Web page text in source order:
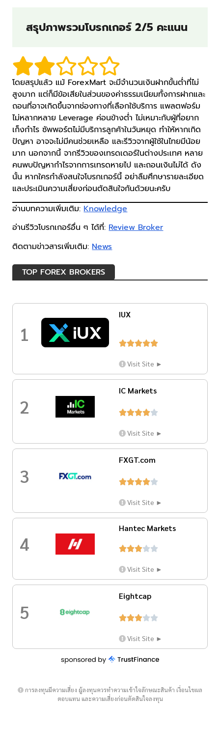
สรุปภาพรวมโบรกเกอร์ 2/5 คะแนน
โดยสรุปแล้ว แม้ ForexMart จะมีจำนวนเงินฝากขั้นต่ำที่ไม่
สูงมาก แต่ก็มีข้อเสียในส่วนของค่าธรรมเนียมทั้งการฝากและ
ถอนที่อาจเกิดขึ้นจากช่องทางที่เลือกใช้บริการ แพลตฟอร์ม
ไม่หลากหลาย Leverage ค่อนข้างต่ำ ไม่เหมาะกับผู้ที่อยาก
เก็งกำไร ซัพพอร์ตไม่มีบริการลูกค้าในวันหยุด ทำให้หากเกิด
ปัญหา อาจจะไม่มีคนช่วยเหลือ และรีวิวจากผู้ใช้ในไทยมีน้อย
มาก นอกจากนี้ จากรีวิวของเทรดเดอร์ในต่างประเทศ หลาย
คนพบปัญหากำไรจากการเทรดหายไป และถอนเงินไม่ได้ ดัง
นั้น หากใครกำลังสนใจโบรกเกอร์นี้ อย่าลืมศึกษารายละเอียด
และประเมินความเสี่ยงก่อนตัดสินใจกันด้วยนะครับ
อ่านบทความเพิ่มเติม:Knowledge
อ่านรีวิวโบรกเกอร์อื่น ๆ ได้ที่:Review Broker
ติดตามข่าวสารเพิ่มเติม: News
TOP FOREX BROKERS
1
IUX

Visit Site ►
2
IC Markets

Visit Site ►
3
FXGT.com

Visit Site ►
4
Hantec Markets

Visit Site ►
5
Eightcap

Visit Site ►
การลงทุนมีความเสี่ยง ผู้ลงทุนควรทำความเข้าใจลักษณะสินค้า เงื่อนไขผล
ตอบแทน และความเสี่ยงก่อนตัดสินใจลงทุน